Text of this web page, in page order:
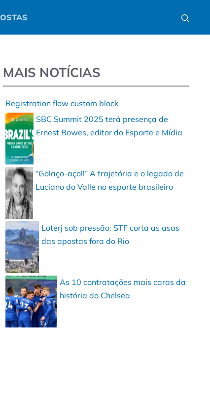
MAIS NOTÍCIAS
Registration flow custom block
SBC Summit 2025 terá presença de
Ernest Bowes, editor do Esporte e Mídia
“Golaço-aço!!” A trajetória e o legado de
Luciano do Valle no esporte brasileiro
Loterj sob pressão: STF corta as asas
das apostas fora do Rio
As 10 contratações mais caras da
história do Chelsea